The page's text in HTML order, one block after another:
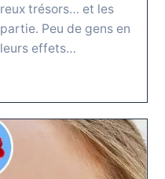
trésors… et les
Peu de gens en
effets…